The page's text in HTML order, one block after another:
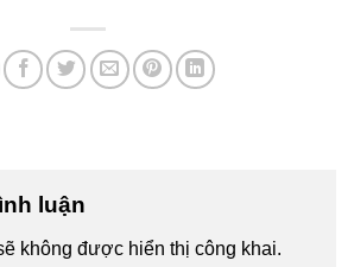
luận
không được hiển thị công khai.